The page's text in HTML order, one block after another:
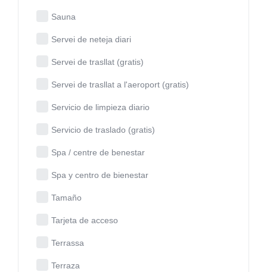
Sauna
Servei de neteja diari
Servei de trasllat (gratis)
Servei de trasllat a l'aeroport (gratis)
Servicio de limpieza diario
Servicio de traslado (gratis)
Spa / centre de benestar
Spa y centro de bienestar
Tamaño
Tarjeta de acceso
Terrassa
Terraza